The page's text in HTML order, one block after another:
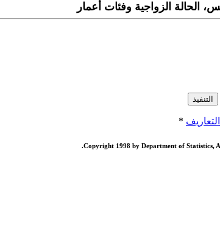
الحالة الزواجية وفئات أعمار
التعاريف *
Copyright 1998 by Department of Statistics,